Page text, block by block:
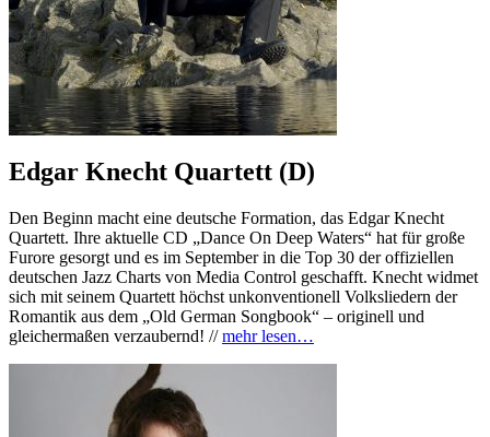
Edgar Knecht Quartett (D)
Den Beginn macht eine deutsche Formation, das Edgar Knecht
Quartett. Ihre aktuelle CD „Dance On Deep Waters“ hat für große
Furore gesorgt und es im September in die Top 30 der offiziellen
deutschen Jazz Charts von Media Control geschafft. Knecht widmet
sich mit seinem Quartett höchst unkonventionell Volksliedern der
Romantik aus dem „Old German Songbook“ – originell und
gleichermaßen verzaubernd! //mehr lesen…